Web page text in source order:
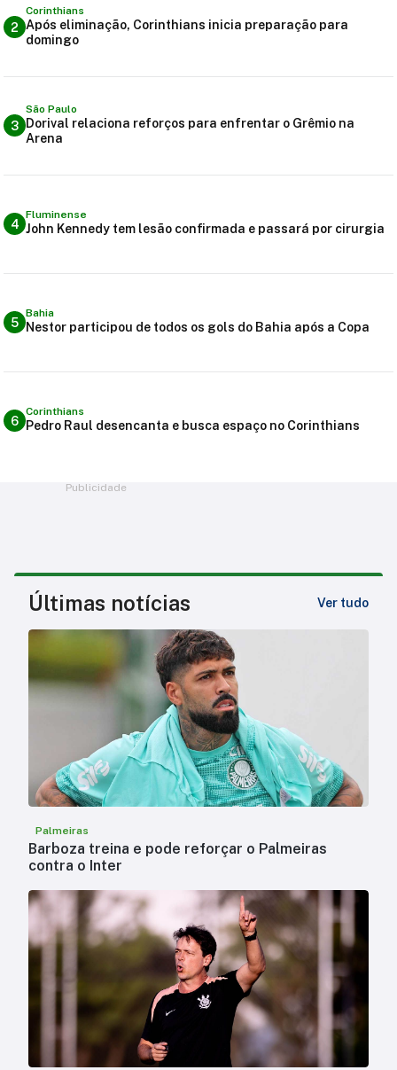
2
Corinthians
Após eliminação, Corinthians inicia preparação para
domingo
3
São Paulo
Dorival relaciona reforços para enfrentar o Grêmio na
Arena
4
Fluminense
John Kennedy tem lesão confirmada e passará por cirurgia
5
Bahia
Nestor participou de todos os gols do Bahia após a Copa
6
Corinthians
Pedro Raul desencanta e busca espaço no Corinthians
Publicidade
Últimas notícias Ver tudo
Palmeiras
Barboza treina e pode reforçar o Palmeiras
contra o Inter